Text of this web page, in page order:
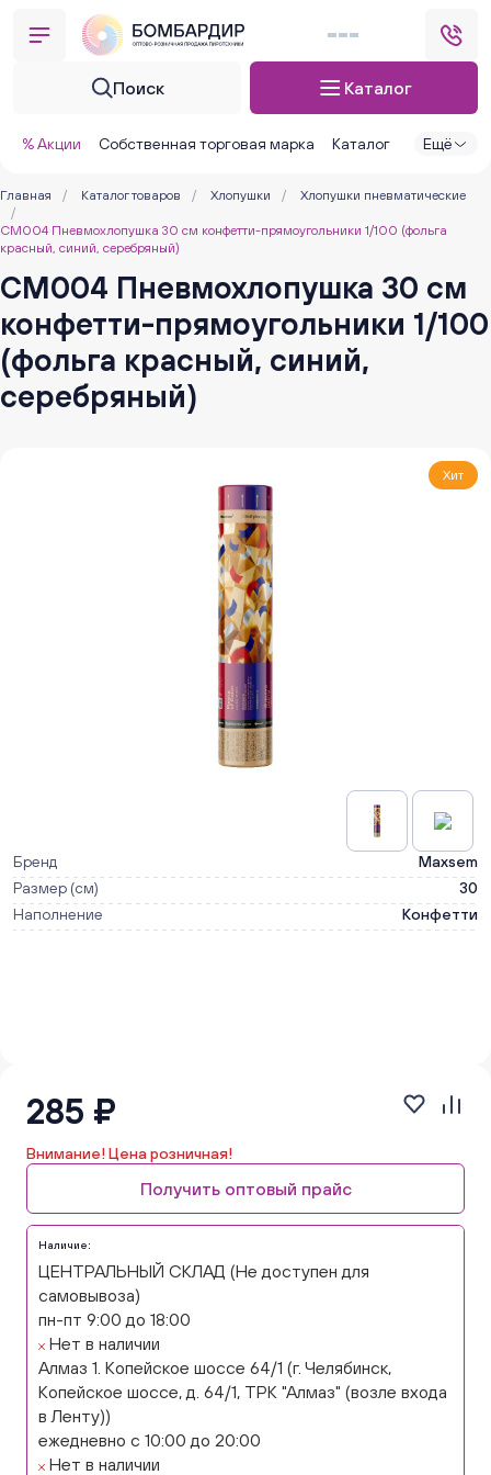
Поиск Каталог
% Акции Собственная торговая марка Каталог Ещё
Главная / Каталог товаров / Хлопушки /
Хлопушки пневматические
/
CM004 Пневмохлопушка 30 см конфетти-прямоугольники 1/100 (фольга
красный, синий, серебряный)
CM004 Пневмохлопушка 30 см
конфетти-прямоугольники 1/100
(фольга красный, синий,
серебряный)
Хит
Бренд
Maxsem
Размер (см)
30
Наполнение
Конфетти
285 ₽
Внимание! Цена розничная!
Получить оптовый прайс
Наличие:
ЦЕНТРАЛЬНЫЙ СКЛАД (Не доступен для
самовывоза)
пн-пт 9:00 до 18:00
Нет в наличии
Алмаз 1. Копейское шоссе 64/1 (г. Челябинск,
Копейское шоссе, д. 64/1, ТРК "Алмаз" (возле входа
в Ленту))
ежедневно с 10:00 до 20:00
Нет в наличии